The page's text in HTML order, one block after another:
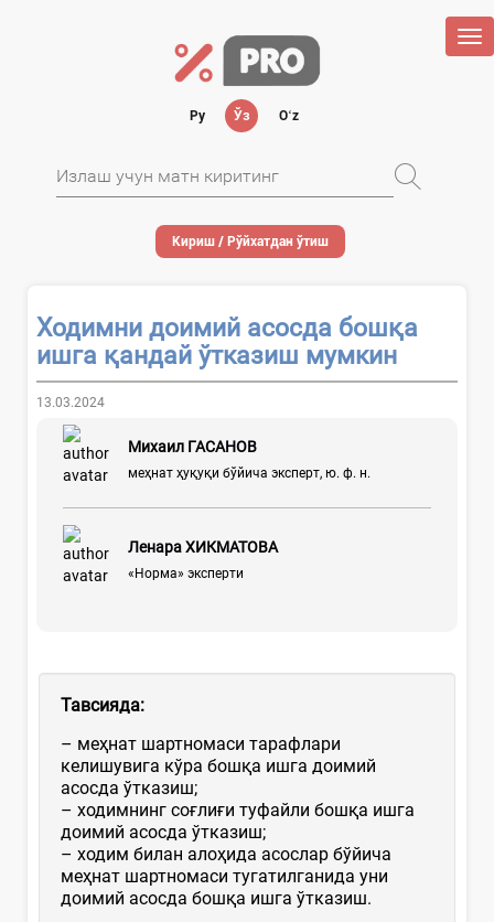
Ру Ўз Oʻz
Кириш / Рўйхатдан ўтиш
Ходимни доимий асосда бошқа
ишга қандай ўтказиш мумкин
13.03.2024
Михаил ГАСАНОВ
меҳнат ҳуқуқи бўйича эксперт, ю. ф. н.
Ленара ХИКМАТОВА
«Норма» эксперти
Тавсияда:
– меҳнат шартномаси тарафлари
келишувига кўра бошқа ишга доимий
асосда ўтказиш;
– ходимнинг соғлиғи туфайли бошқа ишга
доимий асосда ўтказиш;
– ходим билан алоҳида асослар бўйича
меҳнат шартномаси тугатилганида уни
доимий асосда бошқа ишга ўтказиш.